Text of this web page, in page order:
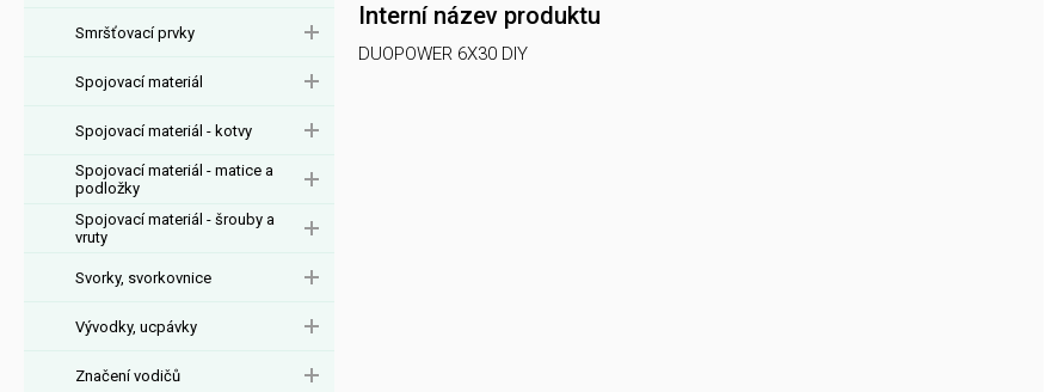
Smršťovací prvky
Spojovací materiál
Spojovací materiál - kotvy
Spojovací materiál - matice a
podložky
Spojovací materiál - šrouby a
vruty
Svorky, svorkovnice
Vývodky, ucpávky
Značení vodičů
Interní název produktu
DUOPOWER 6X30 DIY